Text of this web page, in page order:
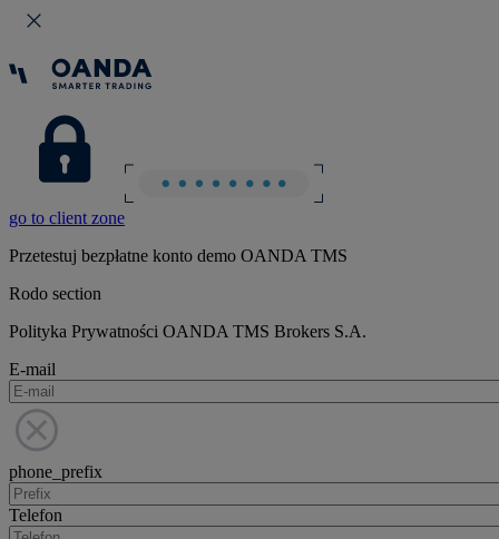
go to client zone
Przetestuj bezpłatne konto demo OANDA TMS
Rodo section
Polityka Prywatności OANDA TMS Brokers S.A.
E-mail
phone_prefix
Telefon